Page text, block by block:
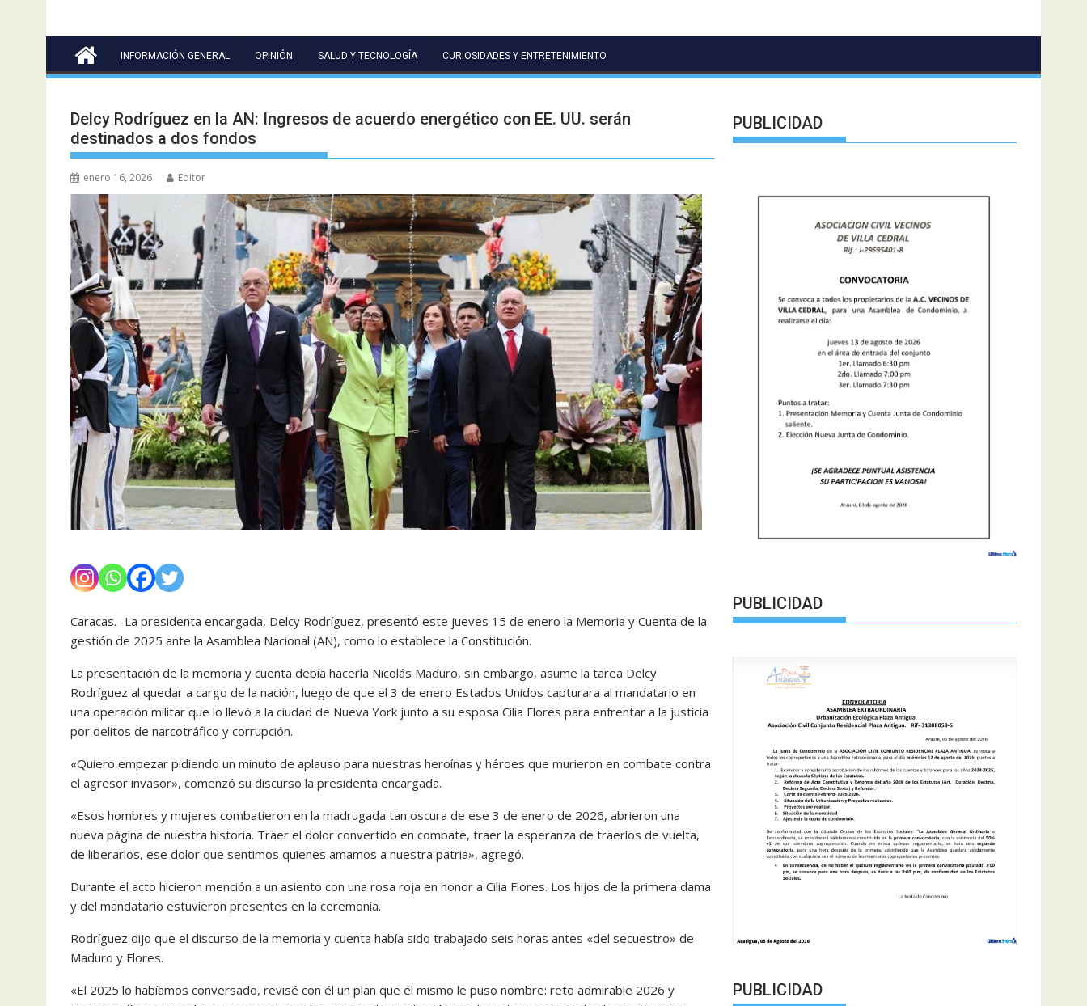
INFORMACIÓN GENERAL OPINIÓN SALUD Y TECNOLOGÍA CURIOSIDADES Y ENTRETENIMIENTO
Delcy Rodríguez en la AN: Ingresos de acuerdo energético con EE. UU. serán
destinados a dos fondos
enero 16, 2026 Editor
Caracas.- La presidenta encargada, Delcy Rodríguez, presentó este jueves 15 de enero la Memoria y Cuenta de la
gestión de 2025 ante la Asamblea Nacional (AN), como lo establece la Constitución.
La presentación de la memoria y cuenta debía hacerla Nicolás Maduro, sin embargo, asume la tarea Delcy
Rodríguez al quedar a cargo de la nación, luego de que el 3 de enero Estados Unidos capturara al mandatario en
una operación militar que lo llevó a la ciudad de Nueva York junto a su esposa Cilia Flores para enfrentar a la justicia
por delitos de narcotráfico y corrupción.
«Quiero empezar pidiendo un minuto de aplauso para nuestras heroínas y héroes que murieron en combate contra
el agresor invasor», comenzó su discurso la presidenta encargada.
«Esos hombres y mujeres combatieron en la madrugada tan oscura de ese 3 de enero de 2026, abrieron una
nueva página de nuestra historia. Traer el dolor convertido en combate, traer la esperanza de traerlos de vuelta,
de liberarlos, ese dolor que sentimos quienes amamos a nuestra patria», agregó.
Durante el acto hicieron mención a un asiento con una rosa roja en honor a Cilia Flores. Los hijos de la primera dama
y del mandatario estuvieron presentes en la ceremonia.
Rodríguez dijo que el discurso de la memoria y cuenta había sido trabajado seis horas antes «del secuestro» de
Maduro y Flores.
«El 2025 lo habíamos conversado, revisé con él un plan que él mismo le puso nombre: reto admirable 2026 y
PUBLICIDAD
PUBLICIDAD
PUBLICIDAD